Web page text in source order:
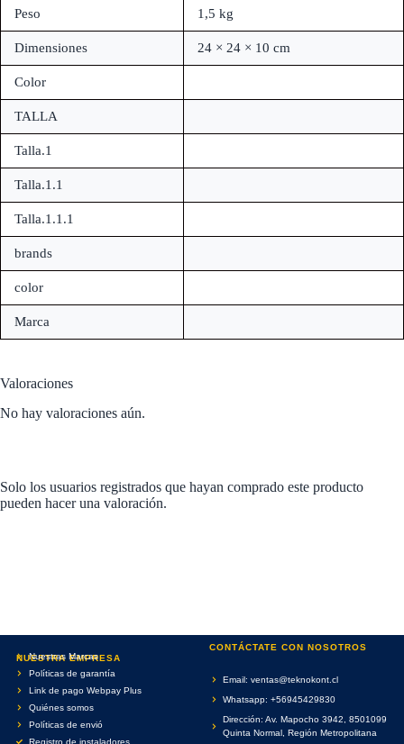
Peso 1,5 kg
Dimensiones 24 × 24 × 10 cm
Color
TALLA
Talla.1
Talla.1.1
Talla.1.1.1
brands
color
Marca
Valoraciones
No hay valoraciones aún.
Solo los usuarios registrados que hayan comprado este producto
pueden hacer una valoración.
NUESTRA EMPRESA
Nuestras Marcas
Políticas de garantía
Link de pago Webpay Plus
Quiénes somos
Políticas de envió
Registro de instaladores
CONTÁCTATE CON NOSOTROS
Email: ventas@teknokont.cl
Whatsapp: +56945429830
Dirección: Av. Mapocho 3942, 8501099
Quinta Normal, Región Metropolitana